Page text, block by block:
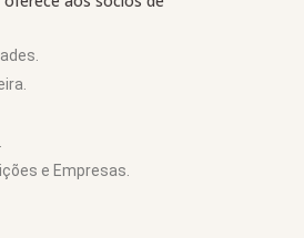
e Empresas.